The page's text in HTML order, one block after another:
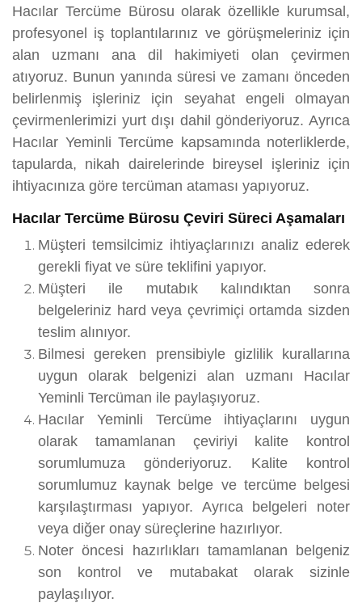
Hacılar Tercüme Bürosu olarak özellikle kurumsal,
profesyonel iş toplantılarınız ve görüşmeleriniz için
alan uzmanı ana dil hakimiyeti olan çevirmen
atıyoruz. Bunun yanında süresi ve zamanı önceden
belirlenmiş işleriniz için seyahat engeli olmayan
çevirmenlerimizi yurt dışı dahil gönderiyoruz. Ayrıca
Hacılar Yeminli Tercüme kapsamında noterliklerde,
tapularda, nikah dairelerinde bireysel işleriniz için
ihtiyacınıza göre tercüman ataması yapıyoruz.
Hacılar Tercüme Bürosu Çeviri Süreci Aşamaları
Müşteri temsilcimiz ihtiyaçlarınızı analiz ederek
gerekli fiyat ve süre teklifini yapıyor.
Müşteri ile mutabık kalındıktan sonra
belgeleriniz hard veya çevrimiçi ortamda sizden
teslim alınıyor.
Bilmesi gereken prensibiyle gizlilik kurallarına
uygun olarak belgenizi alan uzmanı Hacılar
Yeminli Tercüman ile paylaşıyoruz.
Hacılar Yeminli Tercüme ihtiyaçlarını uygun
olarak tamamlanan çeviriyi kalite kontrol
sorumlumuza gönderiyoruz. Kalite kontrol
sorumlumuz kaynak belge ve tercüme belgesi
karşılaştırması yapıyor. Ayrıca belgeleri noter
veya diğer onay süreçlerine hazırlıyor.
Noter öncesi hazırlıkları tamamlanan belgeniz
son kontrol ve mutabakat olarak sizinle
paylaşılıyor.